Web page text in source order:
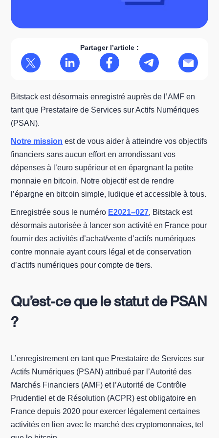
Partager l’article :
Bitstack est désormais enregistré auprès de l’AMF en
tant que Prestataire de Services sur Actifs Numériques
(PSAN).
Notre mission est de vous aider à atteindre vos objectifs
financiers sans aucun effort en arrondissant vos
dépenses à l’euro supérieur et en épargnant la petite
monnaie en bitcoin. Notre objectif est de rendre
l’épargne en bitcoin simple, ludique et accessible à tous.
Enregistrée sous le numéro E2021–027, Bitstack est
désormais autorisée à lancer son activité en France pour
fournir des activités d’achat/vente d’actifs numériques
contre monnaie ayant cours légal et de conservation
d’actifs numériques pour compte de tiers.
Qu’est-ce que le statut de PSAN
?
L’enregistrement en tant que Prestataire de Services sur
Actifs Numériques (PSAN) attribué par l’Autorité des
Marchés Financiers (AMF) et l’Autorité de Contrôle
Prudentiel et de Résolution (ACPR) est obligatoire en
France depuis 2020 pour exercer légalement certaines
activités en lien avec le marché des cryptomonnaies, tel